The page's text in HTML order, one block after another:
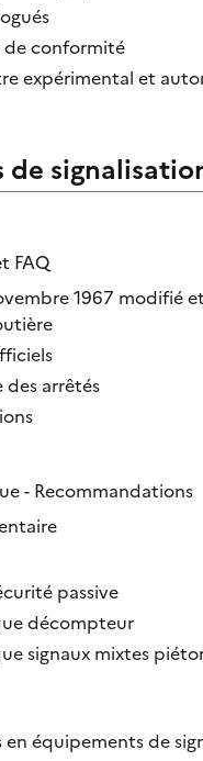
de conformité
expérimental et
de
FAQ
1967 modifié
des arrêtés
- Recommandations
passive
décompteur
signaux mixtes
équipements de